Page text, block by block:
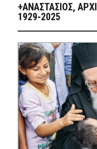
+ΑΝΑΣΤΆΣΙΟΣ,
1929-2025